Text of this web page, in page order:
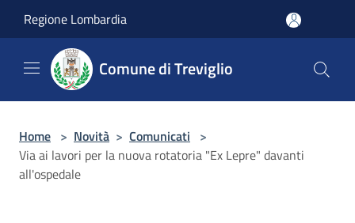
Regione Lombardia
Comune di Treviglio
Home > Novità > Comunicati >
Via ai lavori per la nuova rotatoria "Ex Lepre" davanti
all'ospedale